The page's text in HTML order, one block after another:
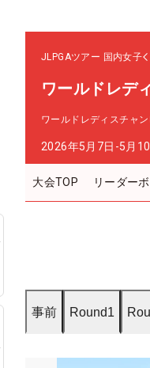
JLPGAツアー 国内女子
ワールドレデ
ワールドレディスチャ
2026年5月7日-5月
大会TOP リーダー
事前 Round1